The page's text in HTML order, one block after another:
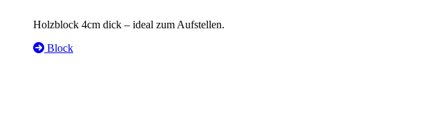
Holzblock 4cm dick – ideal zum Aufstellen.
Block